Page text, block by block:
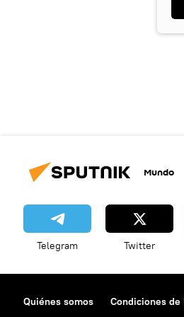
Mundo
Telegram Twitter
Quiénes somos Condiciones de